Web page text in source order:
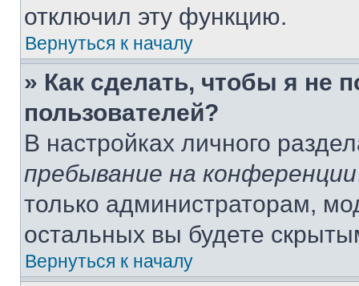
отключил эту функцию.
Вернуться к началу
» Как сделать, чтобы я не
пользователей?
В настройках личного
пребывание на конференции
только администраторам,
остальных вы будете
Вернуться к началу